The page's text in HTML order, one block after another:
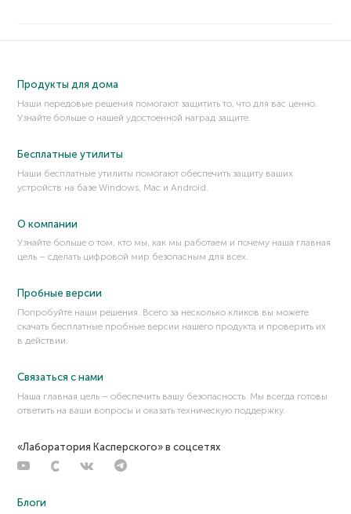
Продукты для дома
Наши передовые решения помогают защитить то, что для вас ценно.
Узнайте больше о нашей удостоенной наград защите.
Бесплатные утилиты
Наши бесплатные утилиты помогают обеспечить защиту ваших
устройств на базе Windows, Mac и Android.
О компании
Узнайте больше о том, кто мы, как мы работаем и почему наша главная
цель – сделать цифровой мир безопасным для всех.
Пробные версии
Попробуйте наши решения. Всего за несколько кликов вы можете
скачать бесплатные пробные версии нашего продукта и проверить их
в действии.
Связаться с нами
Наша главная цель – обеспечить вашу безопасность. Мы всегда готовы
ответить на ваши вопросы и оказать техническую поддержку.
«Лаборатория Касперского» в соцсетях
Блоги